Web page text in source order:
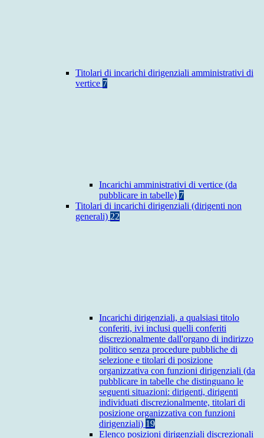
Titolari di incarichi dirigenziali amministrativi di
vertice 7
Incarichi amministrativi di vertice (da
pubblicare in tabelle) 7
Titolari di incarichi dirigenziali (dirigenti non
generali) 22
Incarichi dirigenziali, a qualsiasi titolo
conferiti, ivi inclusi quelli conferiti
discrezionalmente dall'organo di indirizzo
politico senza procedure pubbliche di
selezione e titolari di posizione
organizzativa con funzioni dirigenziali (da
pubblicare in tabelle che distinguano le
seguenti situazioni: dirigenti, dirigenti
individuati discrezionalmente, titolari di
posizione organizzativa con funzioni
dirigenziali) 19
Elenco posizioni dirigenziali discrezionali